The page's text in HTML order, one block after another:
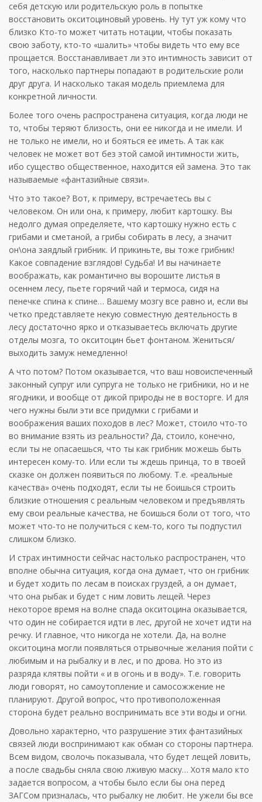
себя детскую или родительскую роль в попытке
восстановить окситоциновый уровень. Ну тут уж кому что
близко Кто-то может читать нотации, чтобы показать
свою заботу, кто-то «шалить» чтобы видеть что ему все
прощается. Восстанавливает ли это интимность зависит от
того, насколько партнеры попадают в родительские роли
друг друга. И насколько такая модель приемлема для
конкретной личности.
Более того очень распространена ситуация, когда люди не
то, чтобы теряют близость, они ее никогда и не имели. И
не только не имели, но и бояться ее иметь. А так как
человек не может вот без этой самой интимности жить,
ибо существо общественное, находится ей замена. Это так
называемые «фантазийные связи».
Что это такое? Вот, к примеру, встречаетесь вы с
человеком. Он или она, к примеру, любит картошку. Вы
недолго думая определяете, что картошку нужно есть с
грибами и сметаной, а грибы собирать в лесу, а значит
он\она заядлый грибник. И прикиньте, вы тоже грибник!
Какое совпадение взглядов! Судьба! И вы начинаете
воображать, как романтично вы ворошите листья в
осеннем лесу, пьете горячий чай и термоса, сидя на
пенечке спина к спине… Вашему мозгу все равно и, если вы
четко представляете некую совместную деятельность в
лесу достаточно ярко и отказываетесь включать другие
отделы мозга, то окситоцин бьет фонтаном. Жениться/
выходить замуж немедленно!
А что потом? Потом оказывается, что ваш новоиспеченный
законный супруг или супруга не только не грибники, но и не
ягодники, и вообще от дикой природы не в восторге. И для
чего нужны были эти все придумки с грибами и
воображения ваших походов в лес? Может, стоило что-то
во внимание взять из реальности? Да, стоило, конечно,
если ты не опасаешься, что ты как грибник можешь быть
интересен кому-то. Или если ты ждешь принца, то в твоей
сказке он должен появиться по любому. Т.е. «реальные
качества» очень подходят, если ты не боишься строить
близкие отношения с реальным человеком и предъявлять
ему свои реальные качества, не боишься боли от того, что
может что-то не получиться с кем-то, кого ты подпустил
слишком близко.
И страх интимности сейчас настолько распространен, что
вполне обычна ситуация, когда она думает, что он грибник
и будет ходить по лесам в поисках груздей, а он думает,
что она рыбак и будет с ним ловить лещей. Через
некоторое время на волне спада окситоцина оказывается,
что один не собирается идти в лес, другой не хочет идти на
речку. И главное, что никогда не хотели. Да, на волне
окситоцина могли появляться отрывочные желания пойти с
любимым и на рыбалку и в лес, и по дрова. Но это из
разряда клятвы пойти « и в огонь и в воду». Т.е. говорить
люди говорят, но самоутопление и самосожжение не
планируют. Другой вопрос, что противоположенная
сторона будет реально воспринимать все эти воды и огни.
Довольно характерно, что разрушение этих фантазийных
связей люди воспринимают как обман со стороны партнера.
Всем видом, сволочь показывала, что будет лещей ловить,
а после свадьбы сняла свою лживую маску… Хотя мало кто
задается вопросом, а чтобы было если бы она перед
ЗАГСом призналась, что рыбалку не любит. Не ужели бы все